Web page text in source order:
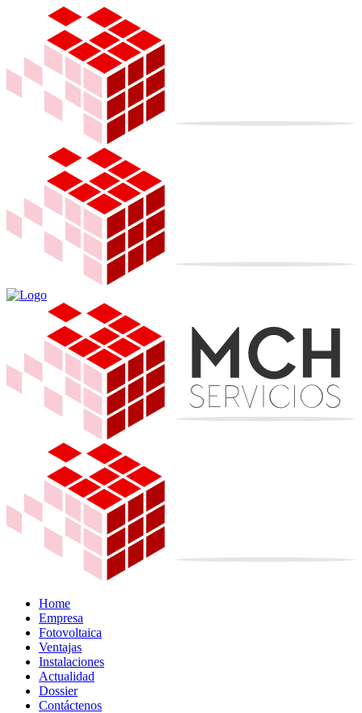
Home
Empresa
Fotovoltaica
Ventajas
Instalaciones
Actualidad
Dossier
Contáctenos